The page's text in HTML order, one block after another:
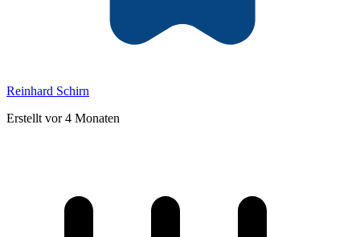
Reinhard Schirn
Erstellt vor 4 Monaten